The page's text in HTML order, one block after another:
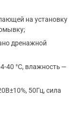
на установку
дренажной
40 °С, влажность —
50Гц, сила